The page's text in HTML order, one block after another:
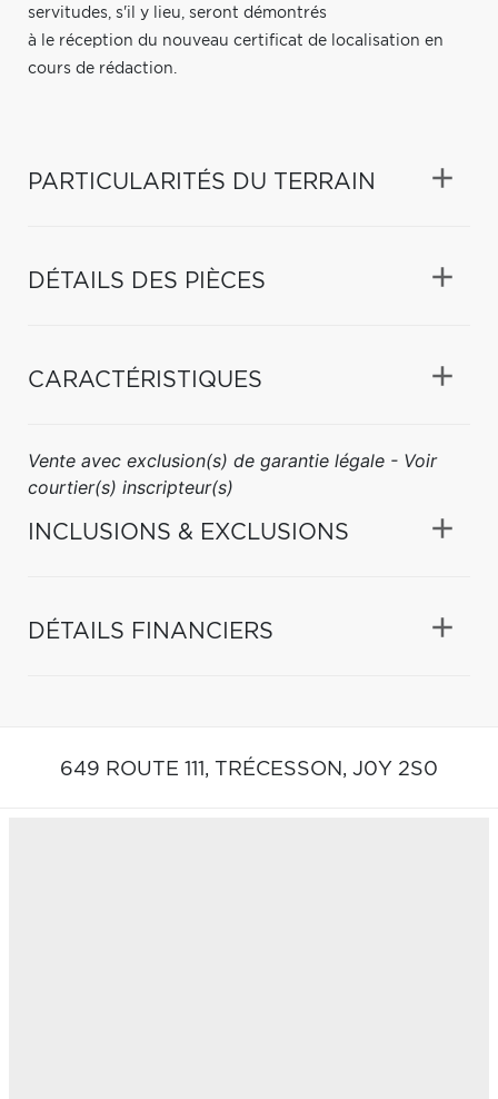
servitudes, s'il y lieu, seront démontrés
à le réception du nouveau certificat de localisation en
cours de rédaction.
PARTICULARITÉS DU TERRAIN
DÉTAILS DES PIÈCES
CARACTÉRISTIQUES
Vente avec exclusion(s) de garantie légale - Voir
courtier(s) inscripteur(s)
INCLUSIONS & EXCLUSIONS
DÉTAILS FINANCIERS
649 ROUTE 111, TRÉCESSON, J0Y 2S0